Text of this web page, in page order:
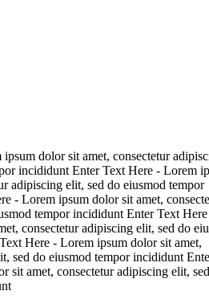
dolor sit amet, consectetur
incididunt Enter Text Here - Lorem
adipiscing elit, sed do eiusmod tempor
- Lorem ipsum dolor sit amet,
tempor incididunt Enter Text
consectetur adipiscing elit, sed do
Here - Lorem ipsum dolor sit amet,
sed do eiusmod tempor incididunt
sit amet, consectetur adipiscing elit,